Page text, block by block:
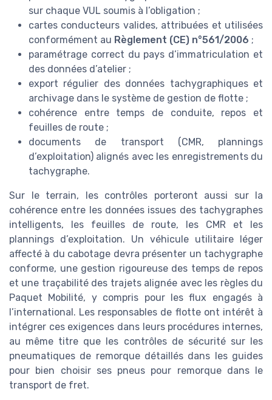
sur chaque VUL soumis à l’obligation ;
cartes conducteurs valides, attribuées et utilisées
conformément au Règlement (CE) n°561/2006 ;
paramétrage correct du pays d’immatriculation et
des données d’atelier ;
export régulier des données tachygraphiques et
archivage dans le système de gestion de flotte ;
cohérence entre temps de conduite, repos et
feuilles de route ;
documents de transport (CMR, plannings
d’exploitation) alignés avec les enregistrements du
tachygraphe.
Sur le terrain, les contrôles porteront aussi sur la
cohérence entre les données issues des tachygraphes
intelligents, les feuilles de route, les CMR et les
plannings d’exploitation. Un véhicule utilitaire léger
affecté à du cabotage devra présenter un tachygraphe
conforme, une gestion rigoureuse des temps de repos
et une traçabilité des trajets alignée avec les règles du
Paquet Mobilité, y compris pour les flux engagés à
l’international. Les responsables de flotte ont intérêt à
intégrer ces exigences dans leurs procédures internes,
au même titre que les contrôles de sécurité sur les
pneumatiques de remorque détaillés dans les guides
pour bien choisir ses pneus pour remorque dans le
transport de fret.